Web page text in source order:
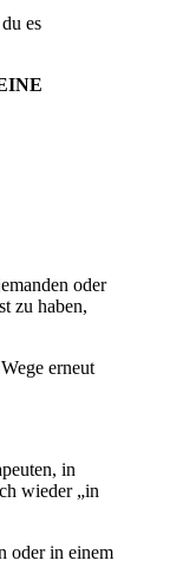
es
oder
zu haben,
erneut
in
wieder „in
oder in einem